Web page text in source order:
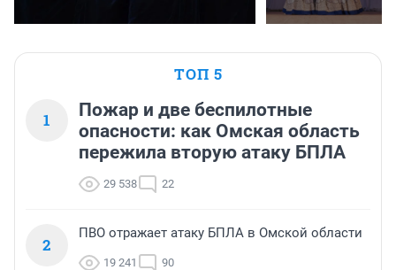
ТОП 5
1
Пожар и две беспилотные
опасности: как Омская область
пережила вторую атаку БПЛА
29 538 22
2
ПВО отражает атаку БПЛА в Омской области
19 241 90